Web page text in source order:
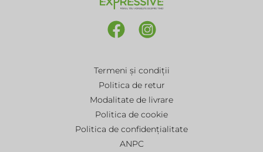
Termeni și condiții
Politica de retur
Modalitate de livrare
Politica de cookie
Politica de confidențialitate
ANPC